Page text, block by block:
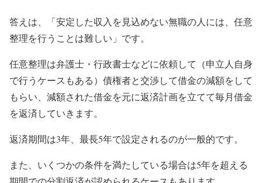
答えは、「安定した収入を見込めない無職の人には、任意
整理を行うことは難しい」です。
任意整理は弁護士・行政書士などに依頼して（申立人自身
で行うケースもある）債権者と交渉して借金の減額をして
もらい、減額された借金を元に返済計画を立てて毎月借金
を返済していきます。
返済期間は3年、最長5年で設定されるのが一般的です。
また、いくつかの条件を満たしている場合は5年を超える